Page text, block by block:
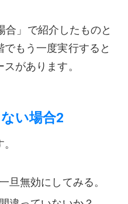
合」で紹介したものと
もう一度実行すると
があります。
い場合2
旦無効にしてみる。